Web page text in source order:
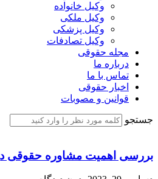
وکیل خانواده
وکیل ملکی
وکیل پزشکی
وکیل تصادفات
مجله حقوقی
درباره ما
تماس با ما
اخبار حقوقی
قوانین و مصوبات
جستجو
بررسی اهمیت مشاوره حقوقی در